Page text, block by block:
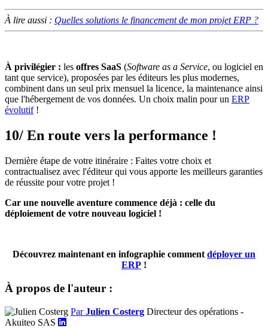
À lire aussi : Quelles solutions le financement de mon projet ERP ?
À privilégier : les offres SaaS (Software as a Service, ou logiciel en
tant que service), proposées par les éditeurs les plus modernes,
combinent dans un seul prix mensuel la licence, la maintenance ainsi
que l'hébergement de vos données. Un choix malin pour un ERP
évolutif!
10/ En route vers la performance !
Dernière étape de votre itinéraire : Faites votre choix et
contractualisez avec l'éditeur qui vous apporte les meilleurs garanties
de réussite pour votre projet !
Car une nouvelle aventure commence déjà : celle du
déploiement de votre nouveau logiciel !
Découvrez maintenant en infographie comment déployer un
ERP !
À propos de l'auteur :
ParJulien Costerg Directeur des opérations -
Akuiteo SAS